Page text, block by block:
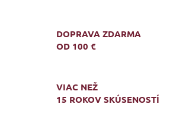
DOPRAVA ZDARMA
OD 100 €
VIAC NEŽ
15 ROKOV SKÚSENOSTÍ